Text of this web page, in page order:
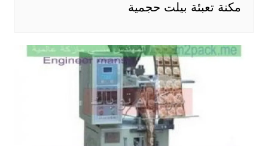
مكنة تعبئة بيلت حجمية